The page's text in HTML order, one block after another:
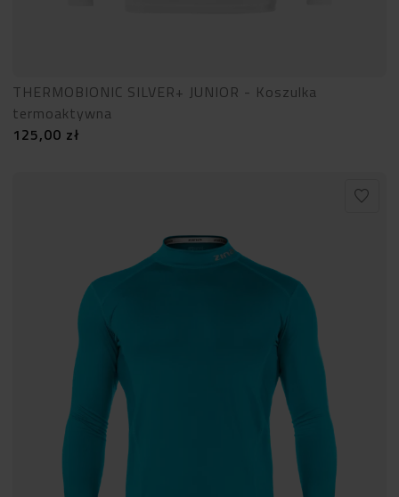
THERMOBIONIC SILVER+ JUNIOR - Koszulka
termoaktywna
125,00 zł